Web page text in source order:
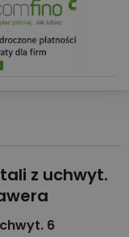
z uchwyt.
6